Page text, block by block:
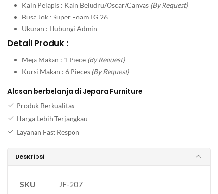
Kain Pelapis : Kain Beludru/Oscar/Canvas (By Request)
Busa Jok : Super Foam LG 26
Ukuran : Hubungi Admin
Detail Produk :
Meja Makan : 1 Piece (By Request)
Kursi Makan : 6 Pieces (By Request)
Alasan berbelanja di Jepara Furniture
Produk Berkualitas
Harga Lebih Terjangkau
Layanan Fast Respon
Deskripsi
SKU JF-207